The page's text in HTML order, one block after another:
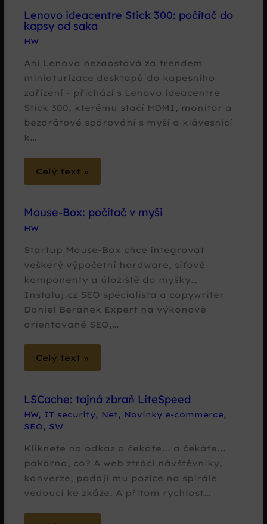
Lenovo ideacentre Stick 300: počítač do
kapsy od saka
HW
Ani Lenovo nezaostává za trendem
miniaturizace desktopů do kapesního
zařízení - přichází s Lenovo ideacentre
Stick 300, kterému stačí HDMI, monitor a
bezdrátové spárování s myší a klávesnicí
k…
Celý text »
Mouse-Box: počítač v myši
HW
Startup Mouse-Box chce integrovat
veškerý výpočetní hardware, síťové
komponenty a úložiště do myšky…
Instaluj.cz SEO specialista a copywriter
Daniel Beránek Expert na výkonově
orientované SEO,…
Celý text »
LSCache: tajná zbraň LiteSpeed
HW, IT security, Net, Novinky e-commerce,
SEO, SW
Kliknete na odkaz a čekáte... a čekáte...
pakárna, co? A web ztrácí návštěvníky,
konverze, padají mu pozice na spirále
vedoucí ke zkáze. A přitom rychlost…